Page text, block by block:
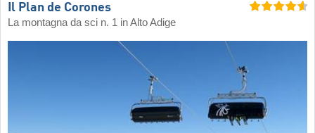
Il Plan de Corones
La montagna da sci n. 1 in Alto Adige